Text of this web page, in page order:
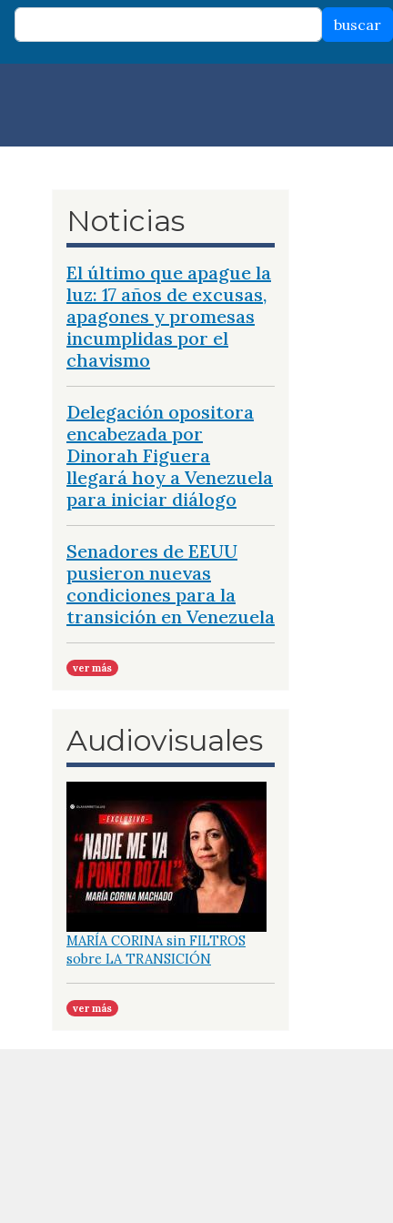
buscar
Noticias
El último que apague la
luz: 17 años de excusas,
apagones y promesas
incumplidas por el
chavismo
Delegación opositora
encabezada por
Dinorah Figuera
llegará hoy a Venezuela
para iniciar diálogo
Senadores de EEUU
pusieron nuevas
condiciones para la
transición en Venezuela
ver más
Audiovisuales
MARÍA CORINA sin FILTROS
sobre LA TRANSICIÓN
ver más